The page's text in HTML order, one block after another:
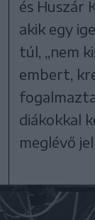
és Huszár
akik egy
túl, „nem
embert,
diákokkal
meglévő